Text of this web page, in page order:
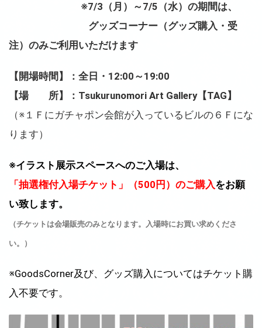
※7/3（月）～7/5（水）の期間は、
グッズコーナー（グッズ購入・受
注）のみご利用いただけます
【開場時間】：全日・12:00～19:00
【場 所】：Tsukurunomori Art Gallery【TAG】
（※１Ｆにガチャポン会館が入っているビルの６Ｆにな
ります）
※イラスト展示スペースへのご入場は、
「抽選権付入場チケット」（500円）のご購入をお願
い致します。
（チケットは会場販売のみとなります。入場時にお買い求めくださ
い。）
※GoodsCorner及び、グッズ購入についてはチケット購
入不要です。